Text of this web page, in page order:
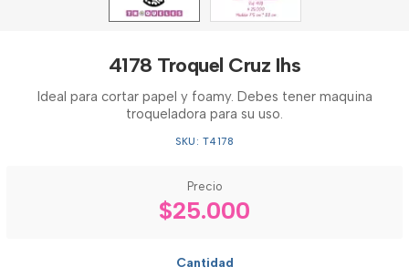
4178 Troquel Cruz Ihs
Ideal para cortar papel y foamy. Debes tener maquina
troqueladora para su uso.
SKU: T4178
Precio
$25.000
Cantidad